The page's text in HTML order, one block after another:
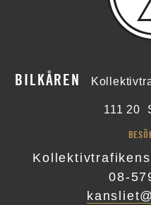
BILKÅREN
111 20
08-